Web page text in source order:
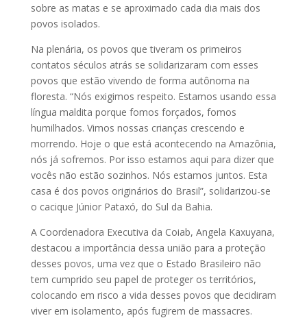
sobre as matas e se aproximado cada dia mais dos
povos isolados.
Na plenária, os povos que tiveram os primeiros
contatos séculos atrás se solidarizaram com esses
povos que estão vivendo de forma autônoma na
floresta. “Nós exigimos respeito. Estamos usando essa
língua maldita porque fomos forçados, fomos
humilhados. Vimos nossas crianças crescendo e
morrendo. Hoje o que está acontecendo na Amazônia,
nós já sofremos. Por isso estamos aqui para dizer que
vocês não estão sozinhos. Nós estamos juntos. Esta
casa é dos povos originários do Brasil”, solidarizou-se
o cacique Júnior Pataxó, do Sul da Bahia.
A Coordenadora Executiva da Coiab, Angela Kaxuyana,
destacou a importância dessa união para a proteção
desses povos, uma vez que o Estado Brasileiro não
tem cumprido seu papel de proteger os territórios,
colocando em risco a vida desses povos que decidiram
viver em isolamento, após fugirem de massacres.